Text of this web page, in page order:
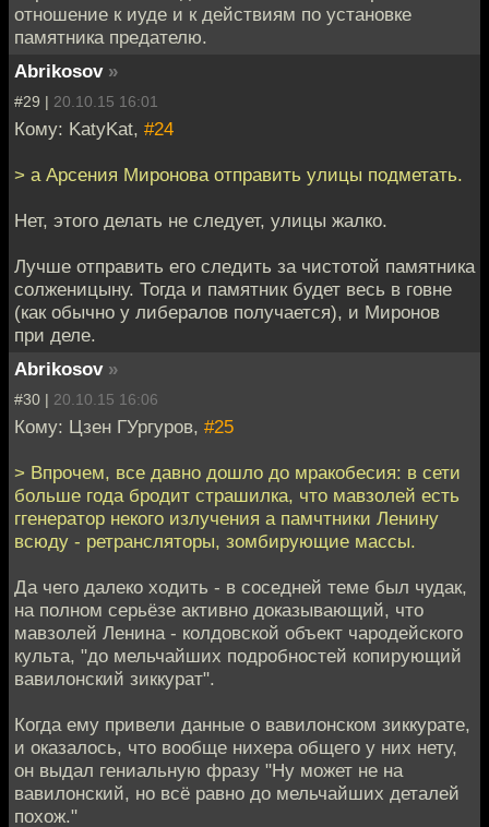
отношение к иуде и к действиям по установке
памятника предателю.
Abrikosov »
#29 | 20.10.15 16:01
Кому: KatyKat, #24
> а Арсения Миронова отправить улицы подметать.
Нет, этого делать не следует, улицы жалко.
Лучше отправить его следить за чистотой памятника
солженицыну. Тогда и памятник будет весь в говне
(как обычно у либералов получается), и Миронов
при деле.
Abrikosov »
#30 | 20.10.15 16:06
Кому: Цзен ГУргуров, #25
> Впрочем, все давно дошло до мракобесия: в сети
больше года бродит страшилка, что мавзолей есть
ггенератор некого излучения а памчтники Ленину
всюду - ретрансляторы, зомбирующие массы.
Да чего далеко ходить - в соседней теме был чудак,
на полном серьёзе активно доказывающий, что
мавзолей Ленина - колдовской объект чародейского
культа, "до мельчайших подробностей копирующий
вавилонский зиккурат".
Когда ему привели данные о вавилонском зиккурате,
и оказалось, что вообще нихера общего у них нету,
он выдал гениальную фразу "Ну может не на
вавилонский, но всё равно до мельчайших деталей
похож."